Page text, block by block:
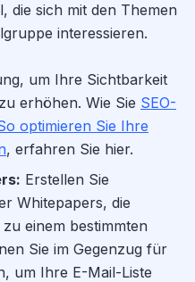
die sich mit den Themen
interessieren.
um Ihre Sichtbarkeit
erhöhen. Wie Sie SEO-
optimieren Sie Ihre
, erfahren Sie hier.
Erstellen Sie
Whitepapers, die
einem bestimmten
Sie im Gegenzug für
um Ihre E-Mail-Liste